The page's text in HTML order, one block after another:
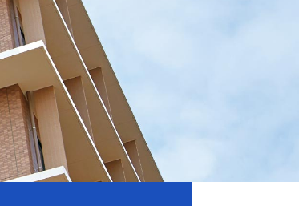
デジタルパンフレット